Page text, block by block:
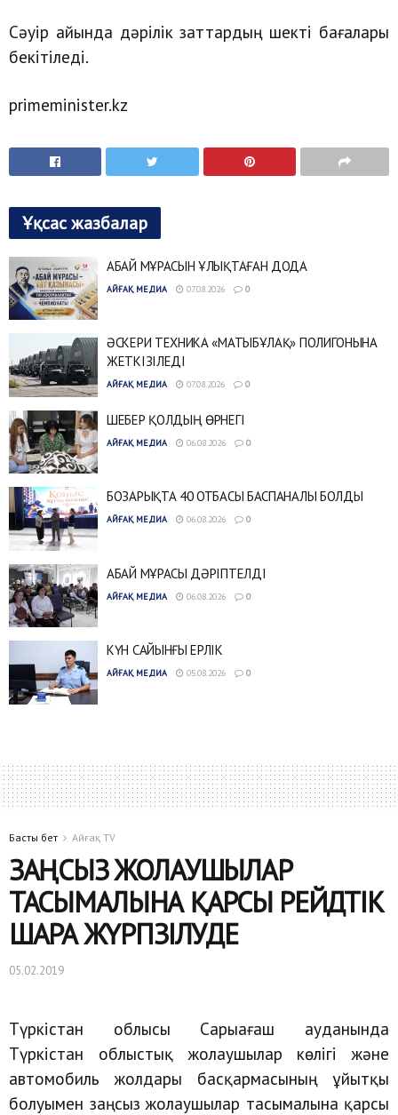
Сәуір айында дәрілік заттардың шекті бағалары
бекітіледі.
primeminister.kz
Ұқсас жазбалар
АБАЙ МҰРАСЫН ҰЛЫҚТАҒАН ДОДА
АЙҒАҚ МЕДИА 07.08.2026 0
ӘСКЕРИ ТЕХНИКА «МАТЫБҰЛАҚ» ПОЛИГОНЫНА
ЖЕТКІЗІЛЕДІ
АЙҒАҚ МЕДИА 07.08.2026 0
ШЕБЕР ҚОЛДЫҢ ӨРНЕГІ
АЙҒАҚ МЕДИА 06.08.2026 0
БОЗАРЫҚТА 40 ОТБАСЫ БАСПАНАЛЫ БОЛДЫ
АЙҒАҚ МЕДИА 06.08.2026 0
АБАЙ МҰРАСЫ ДӘРІПТЕЛДІ
АЙҒАҚ МЕДИА 06.08.2026 0
КҮН САЙЫНҒЫ ЕРЛІК
АЙҒАҚ МЕДИА 05.08.2026 0
Басты бет Айғақ TV
ЗАҢСЫЗ ЖОЛАУШЫЛАР
ТАСЫМАЛЫНА ҚАРСЫ РЕЙДТІК
ШАРА ЖҮРГІЗІЛУДЕ
05.02.2019
Түркістан облысы Сарыағаш ауданында
Түркістан облыстық жолаушылар көлігі және
автомобиль жолдары басқармасының ұйытқы
болуымен заңсыз жолаушылар тасымалына қарсы